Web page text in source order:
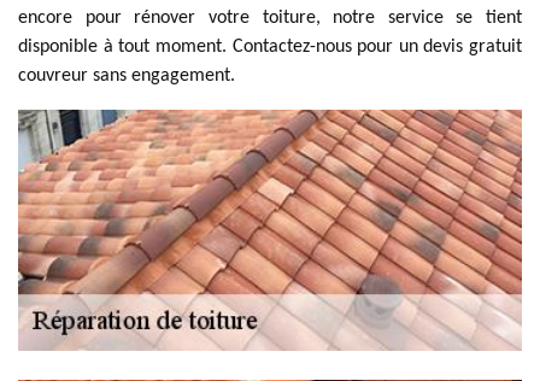
encore pour rénover votre toiture, notre service se tient
disponible à tout moment. Contactez-nous pour un devis gratuit
couvreur sans engagement.